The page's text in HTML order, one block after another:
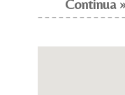
Continua